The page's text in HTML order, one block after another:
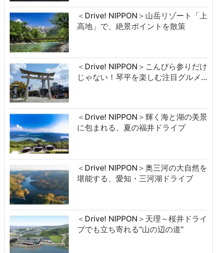
＜Drive! NIPPON＞山岳リゾート「上
高地」で、絶景ポイントを散策
＜Drive! NIPPON＞こんぴら参りだけ
じゃない！琴平を楽しむ注目グルメ…
＜Drive! NIPPON＞輝く海と湖の美景
に包まれる、夏の福井ドライブ
＜Drive! NIPPON＞奥三河の大自然を
堪能する、愛知・三河湖ドライブ
＜Drive! NIPPON＞天理～桜井ドライ
ブでも立ち寄れる“山の辺の道”